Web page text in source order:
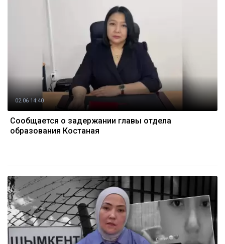
02.06 14:40
Сообщается о задержании главы отдела
образования Костаная